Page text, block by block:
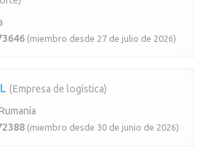
(miembro desde 27 de julio de 2026)
(Empresa de logística)
(miembro desde 30 de junio de 2026)